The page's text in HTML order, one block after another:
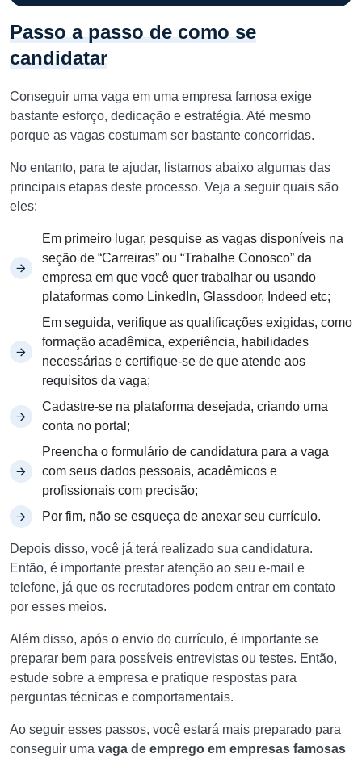
Passo a passo de como se
candidatar
Conseguir uma vaga em uma empresa famosa exige
bastante esforço, dedicação e estratégia. Até mesmo
porque as vagas costumam ser bastante concorridas.
No entanto, para te ajudar, listamos abaixo algumas das
principais etapas deste processo. Veja a seguir quais são
eles:
Em primeiro lugar, pesquise as vagas disponíveis na
seção de “Carreiras” ou “Trabalhe Conosco” da
empresa em que você quer trabalhar ou usando
plataformas como LinkedIn, Glassdoor, Indeed etc;
Em seguida, verifique as qualificações exigidas, como
formação acadêmica, experiência, habilidades
necessárias e certifique-se de que atende aos
requisitos da vaga;
Cadastre-se na plataforma desejada, criando uma
conta no portal;
Preencha o formulário de candidatura para a vaga
com seus dados pessoais, acadêmicos e
profissionais com precisão;
Por fim, não se esqueça de anexar seu currículo.
Depois disso, você já terá realizado sua candidatura.
Então, é importante prestar atenção ao seu e-mail e
telefone, já que os recrutadores podem entrar em contato
por esses meios.
Além disso, após o envio do currículo, é importante se
preparar bem para possíveis entrevistas ou testes. Então,
estude sobre a empresa e pratique respostas para
perguntas técnicas e comportamentais.
Ao seguir esses passos, você estará mais preparado para
conseguir uma vaga de emprego em empresas famosas